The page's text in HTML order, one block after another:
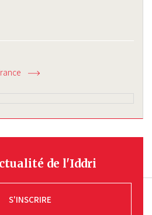
de l'Iddri
S'INSCRIRE